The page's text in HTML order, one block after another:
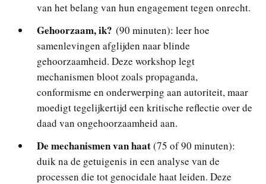
van het belang van hun engagement tegen onrecht.
Gehoorzaam, ik? (90 minuten): leer hoe
samenlevingen afglijden naar blinde
gehoorzaamheid. Deze workshop legt
mechanismen bloot zoals propaganda,
conformisme en onderwerping aan autoriteit, maar
moedigt tegelijkertijd een kritische reflectie over de
daad van ongehoorzaamheid aan.
De mechanismen van haat(75 of 90 minuten):
duik na de getuigenis in een analyse van de
processen die tot genocidale haat leiden. Deze